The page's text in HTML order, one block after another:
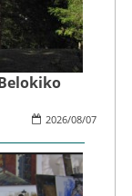
2026/08/07